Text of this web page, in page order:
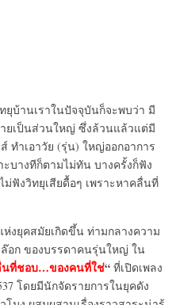
บ้านเราในปัจจุบันก็จะพบว่า มี
ายเป็นส่วนใหญ่ ซึ่งล้วนแล้วแต่มี
ทำเอาวัย (รุ่น) ใหญ่ออกอาการ
ะบางทีก็ตามไม่ทัน บางครั้งก็ฟัง
ม่ฟังวิทยุเสียดื้อๆ เพราะหาคลื่นที่
งยุคสมัยเกิดขึ้น ท่ามกลางความ
อก ของบรรดาคนรุ่นใหญ่ ใน
ลื่นที่ชอบ…ของคนที่ใช่“ที่เปิดเพลง
โดยมีนักจัดรายการในยุคดัง